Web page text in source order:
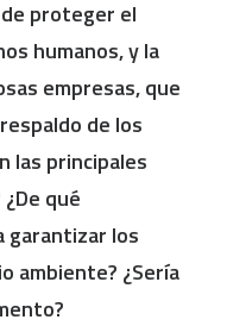
proteger el
humanos, y la
empresas, que
de los
las principales
qué
garantizar los
ambiente? ¿Sería